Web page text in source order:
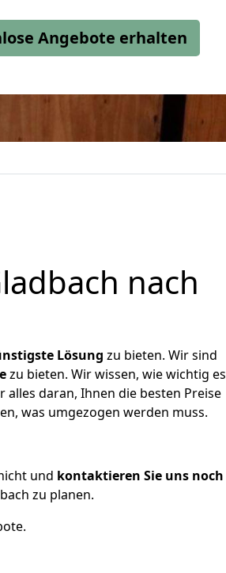
Angebote erhalten
nach
Lösung zu bieten. Wir sind
zu bieten. Wir wissen, wie wichtig es
daran, Ihnen die besten Preise
was umgezogen werden muss.
und kontaktieren Sie uns noch
zu planen.